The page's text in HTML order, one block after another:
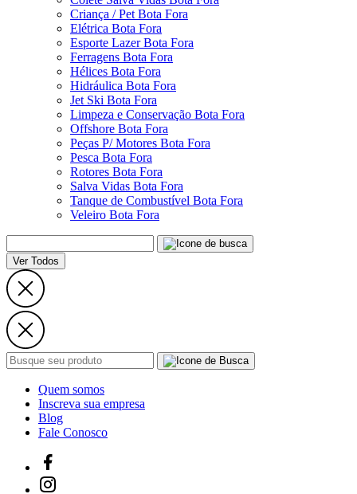
Criança / Pet Bota Fora
Elétrica Bota Fora
Esporte Lazer Bota Fora
Ferragens Bota Fora
Hélices Bota Fora
Hidráulica Bota Fora
Jet Ski Bota Fora
Limpeza e Conservação Bota Fora
Offshore Bota Fora
Peças P/ Motores Bota Fora
Pesca Bota Fora
Rotores Bota Fora
Salva Vidas Bota Fora
Tanque de Combustível Bota Fora
Veleiro Bota Fora
Ver Todos
Quem somos
Inscreva sua empresa
Blog
Fale Conosco